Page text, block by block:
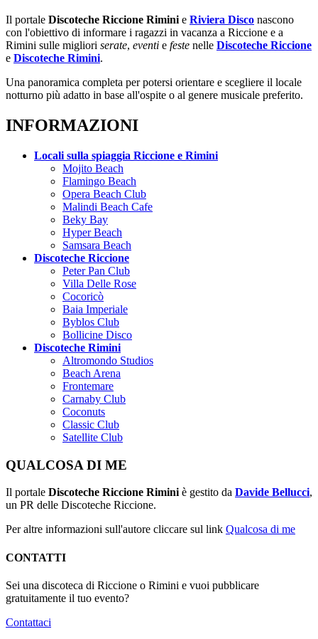
Il portale Discoteche Riccione Rimini e Riviera Disco nascono
con l'obiettivo di informare i ragazzi in vacanza a Riccione e a
Rimini sulle migliori serate, eventi e feste nelle Discoteche Riccione
e Discoteche Rimini.
Una panoramica completa per potersi orientare e scegliere il locale
notturno più adatto in base all'ospite o al genere musicale preferito.
INFORMAZIONI
Locali sulla spiaggia Riccione e Rimini
Mojito Beach
Flamingo Beach
Opera Beach Club
Malindi Beach Cafe
Beky Bay
Hyper Beach
Samsara Beach
Discoteche Riccione
Peter Pan Club
Villa Delle Rose
Cocoricò
Baia Imperiale
Byblos Club
Bollicine Disco
Discoteche Rimini
Altromondo Studios
Beach Arena
Frontemare
Carnaby Club
Coconuts
Classic Club
Satellite Club
QUALCOSA DI ME
Il portale Discoteche Riccione Rimini è gestito da Davide Bellucci,
un PR delle Discoteche Riccione.
Per altre informazioni sull'autore cliccare sul link Qualcosa di me
CONTATTI
Sei una discoteca di Riccione o Rimini e vuoi pubblicare
gratuitamente il tuo evento?
Contattaci